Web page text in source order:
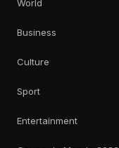
World
Business
Culture
Sport
Entertainment